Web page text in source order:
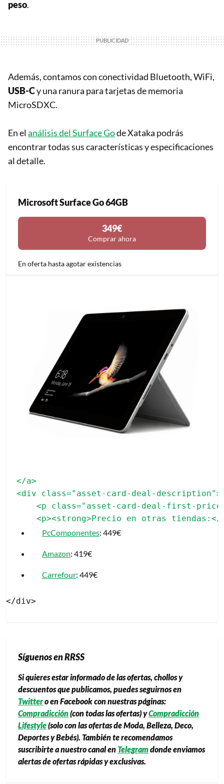
peso.
Además, contamos con conectividad Bluetooth, WiFi,
USB-Cy una ranura para tarjetas de memoria
MicroSDXC.
En el análisis del Surface Gode Xataka podrás
encontrar todas sus características y especificaciones
al detalle.
Microsoft Surface Go 64GB
349€
Comprar ahora
En oferta hasta agotar existencias
</a>
<div class="asset-card-deal-description">
<p class="asset-card-deal-first-
PcComponentes: 449€
Amazon: 419€
Carrefour: 449€
Síguenos en RRSS
Si quieres estar informado de las ofertas, chollos y
descuentos que publicamos, puedes seguirnos en
Twittero en Facebook con nuestras páginas:
Compradicción(con todas las ofertas) yCompradicción
Lifestyle(solo con las ofertas de Moda, Belleza, Deco,
Deportes y Bebés). También te recomendamos
suscribirte a nuestro canal enTelegramdonde enviamos
alertas de ofertas rápidas y exclusivas.